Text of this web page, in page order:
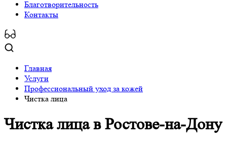
Благотворительность
Контакты
Главная
Услуги
Профессиональный уход за кожей
Чистка лица
Чистка лицав Ростове-на-Дону